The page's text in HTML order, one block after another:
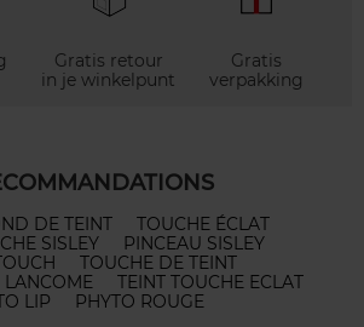
Gratis retour
in je winkelpunt
Gratis
verpakking
DE TEINT
TOUCHE ÉCLAT
SISLEY
PINCEAU SISLEY
TOUCHE DE TEINT
LANCOME
TEINT TOUCHE ECLAT
LIP
PHYTO ROUGE